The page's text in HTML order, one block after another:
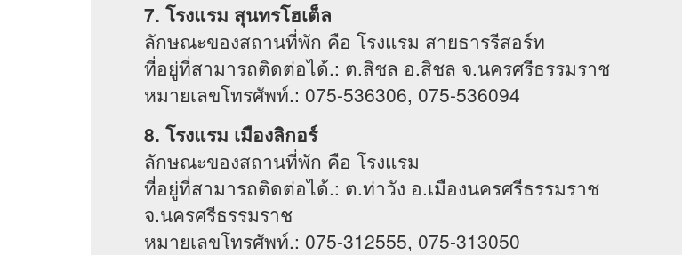
7. โรงแรม สุนทรโฮเต็ล
ลักษณะของสถานที่พัก คือ โรงแรม สายธารรีสอร์ท
ที่อยู่ที่สามารถติดต่อได้.: ต.สิชล อ.สิชล จ.นครศรีธรรมราช
หมายเลขโทรศัพท์.: 075-536306, 075-536094
8. โรงแรม เมืองลิกอร์
ลักษณะของสถานที่พัก คือ โรงแรม
ที่อยู่ที่สามารถติดต่อได้.: ต.ท่าวัง อ.เมืองนครศรีธรรมราช
จ.นครศรีธรรมราช
หมายเลขโทรศัพท์.: 075-312555, 075-313050